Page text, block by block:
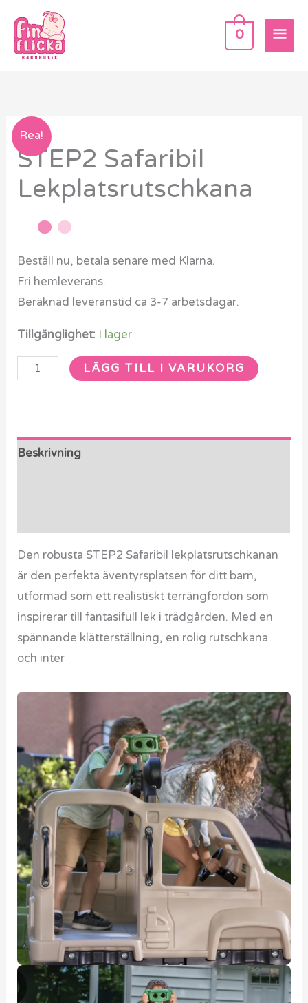
innehåll
0
Rea!
STEP2 Safaribil
Lekplatsrutschkana
Beställ nu, betala senare med Klarna.
Fri hemleverans.
Beräknad leveranstid ca 3-7 arbetsdagar.
Tillgänglighet: I lager
STEP2
Safaribil
mängd
LÄGG TILL I VARUKORG
Beskrivning
Den robusta STEP2 Safaribil lekplatsrutschkanan
är den perfekta äventyrsplatsen för ditt barn,
utformad som ett realistiskt terrängfordon som
inspirerar till fantasifull lek i trädgården. Med en
spännande klätterställning, en rolig rutschkana
och inter